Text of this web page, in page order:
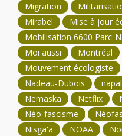
Migration
Mirabel
Mise à jour
Mobilisation 6600 Parc-
Moi aussi
Montréal
Mouvement écologiste
Nadeau-Dubois
Nemaska
Netflix
Néo-fascisme
Nisga'a
NOAA